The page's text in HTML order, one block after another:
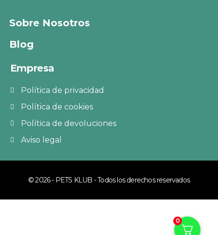
Sobre Nosotros
Blog
Empresa
Política de privacidad
Política de cookies
Política de devoluciones
Aviso legal
© 2026 - PETS KLUB - Todos los derechos reservados
0